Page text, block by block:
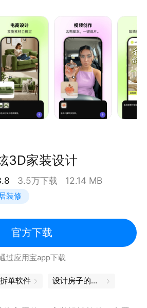
款必备】
图、场景图、主图、详情页素材一
景拍摄高额成本。
量神器】
快速做专业VI】
名称与行业风格，批量产出多款
销全覆盖】
用正版模板，覆盖节日大促、门店
商推广、节日祝福等场景。
纲自动排版配色，工作报告、答辩
3D家装设计
3.5万下载 12.14 MB
装修
官方下载
过应用宝app下载
拆单软件 设计房子的软件